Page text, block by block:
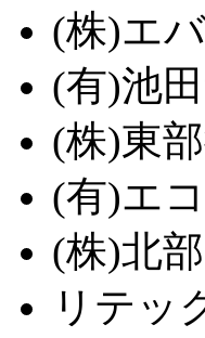
(株)エ
(有)池
(株)東
(有)エ
(株)北
リテッ